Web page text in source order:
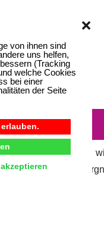
von ihnen sind
uns helfen,
(Tracking
welche Cookies
bei einer
der Seite
❌
Innensysteme
Outfitwahl zum